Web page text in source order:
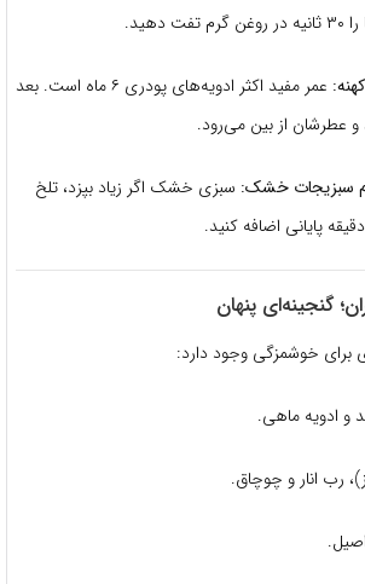
عمر مفید اکثر ادویه‌های پودری ۶ ماه است. بعد
و عطرشان از بین می‌رود.
سبزیجات خشک: سبزی خشک اگر زیاد بپزد، تلخ
گنجینه‌ای پنهان
برای خوشمزگی وجود دارد:
و ادویه ماهی.
رب انار و چوچاق.